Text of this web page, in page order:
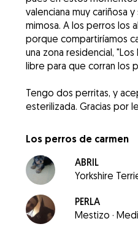
valenciana muy cariñosa
mimosa. A los perros los
porque compartiríamos
una zona residencial,
libre para que corran los
Tengo dos perritas, y
Los perros de carmen
ABRIL
Yorkshire
PERLA
Mestizo ·